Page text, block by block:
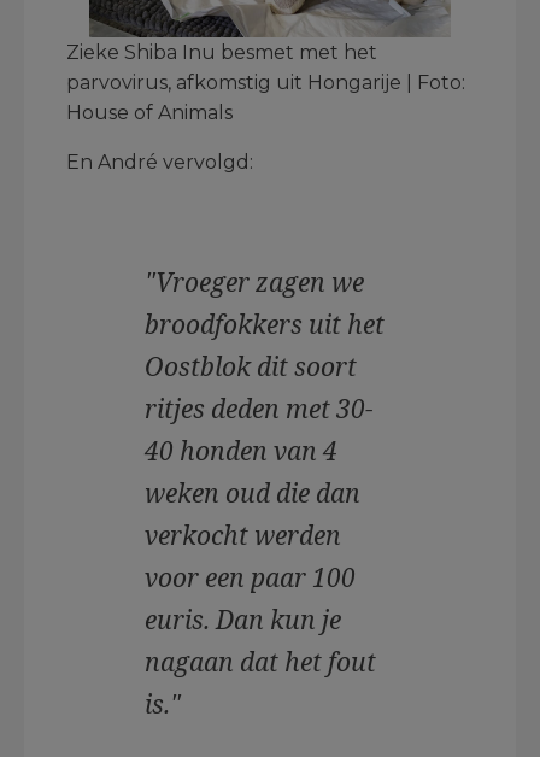
Zieke Shiba Inu besmet met het
parvovirus, afkomstig uit Hongarije | Foto:
House of Animals
En André vervolgd:
"Vroeger zagen we
broodfokkers uit het
Oostblok dit soort
ritjes deden met 30-
40 honden van 4
weken oud die dan
verkocht werden
voor een paar 100
euris. Dan kun je
nagaan dat het fout
is."